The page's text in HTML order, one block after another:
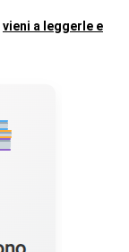
vieni a leggerle e